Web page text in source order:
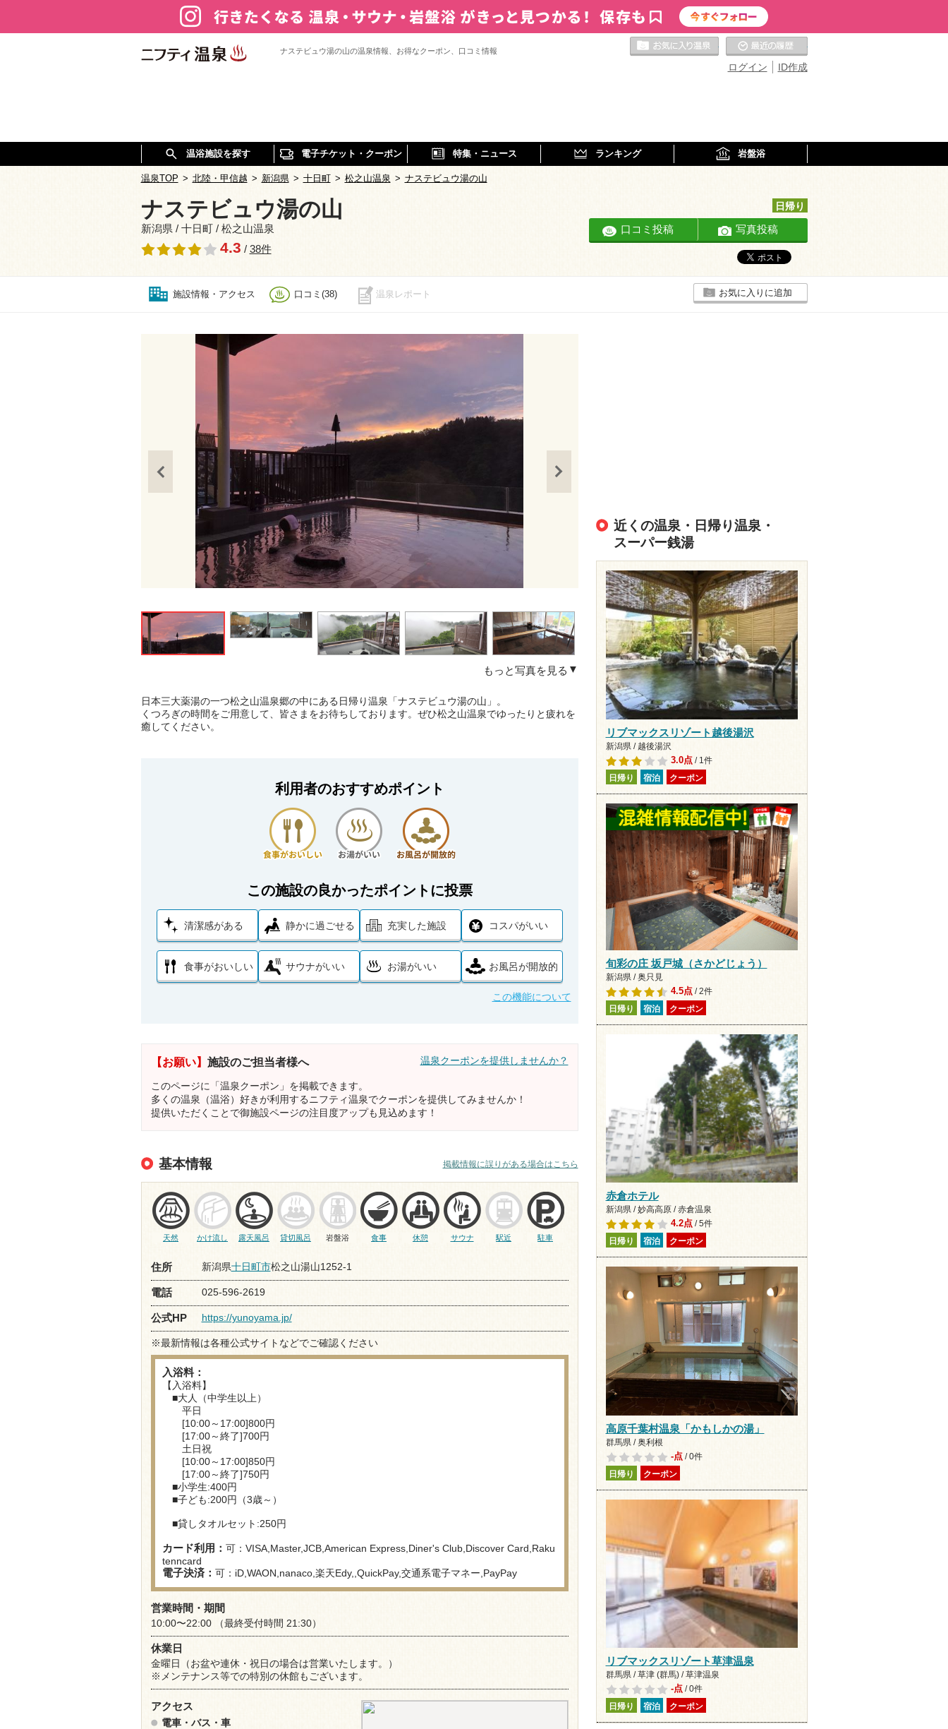
ナステビュウ湯の山の温泉情報、お得なクーポン、口コミ情報
ID作成
ログイン
お気に入りの温泉
温浴施設を探す 電子チケット・クーポン 特集・ニュース ランキング 岩盤浴
温泉TOP > 北陸・甲信越 > 新潟県 > 十日町 > 松之山温泉 > ナステビュウ湯の山
ナステビュウ湯の山
新潟県 / 十日町 / 松之山温泉
4.3 / 38件
日帰り
口コミ投稿 写真投稿
施設情報・アクセス 口コミ(38) 温泉レポート お気に入りに追加
http://yunoyama.jp/
もっと写真を見る
日本三大薬湯の一つ松之山温泉郷の中にある日帰り温泉「ナステビュウ湯の山」。
くつろぎの時間をご用意して、皆さまをお待ちしております。ぜひ松之山温泉でゆったりと疲れを
癒してください。
利用者のおすすめポイント
この施設の良かったポイントに投票
清潔感がある 静かに過ごせる 充実した施設 コスパがいい
食事がおいしい サウナがいい お湯がいい お風呂が開放的
この機能について
【お願い】 施設のご担当者様へ 温泉クーポンを提供しませんか？
このページに「温泉クーポン」を掲載できます。
多くの温泉（温浴）好きが利用するニフティ温泉でクーポンを提供してみませんか！
提供いただくことで御施設ページの注目度アップも見込めます！
基本情報 掲載情報に誤りがある場合はこちら
天然 かけ流し 露天風呂 貸切風呂 岩盤浴 食事 休憩 サウナ 駅近 駐車
住所 新潟県十日町市松之山湯山1252-1
電話 025-596-2619
公式HP https://yunoyama.jp/
※最新情報は各種公式サイトなどでご確認ください
入浴料：
【入浴料】
■大人（中学生以上）
平日
[10:00～17:00]800円
[17:00～終了]700円
土日祝
[10:00～17:00]850円
[17:00～終了]750円
■小学生:400円
■子ども:200円（3歳～）
■貸しタオルセット:250円
カード利用： 可：VISA,Master,JCB,American Express,Diner's Club,Discover Card,Raku
tenncard
電子決済： 可：iD,WAON,nanaco,楽天Edy,,QuickPay,交通系電子マネー,PayPay
営業時間・期間
10:00〜22:00 （最終受付時間 21:30）
休業日
金曜日（お盆や連休・祝日の場合は営業いたします。）
※メンテナンス等での特別の休館もございます。
アクセス
電車・バス・車
近くの温泉・日帰り温泉・
スーパー銭湯
リブマックスリゾート越後湯沢
新潟県 / 越後湯沢
3.0点/ 1件
日帰り 宿泊 クーポン
旬彩の庄 坂戸城（さかどじょう）
新潟県 / 奥只見
4.5点/ 2件
日帰り 宿泊 クーポン
赤倉ホテル
新潟県 / 妙高高原 / 赤倉温泉
4.2点/ 5件
日帰り 宿泊 クーポン
高原千葉村温泉「かもしかの湯」
群馬県 / 奥利根
-点/ 0件
日帰り クーポン
リブマックスリゾート草津温泉
群馬県 / 草津 (群馬) / 草津温泉
-点/ 0件
日帰り 宿泊 クーポン